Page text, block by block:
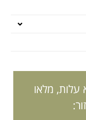
עלות, מלאו